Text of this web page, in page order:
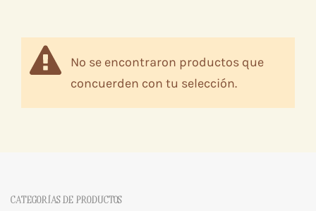
No se encontraron productos que
concuerden con tu selección.
CATEGORÍAS DE PRODUCTOS